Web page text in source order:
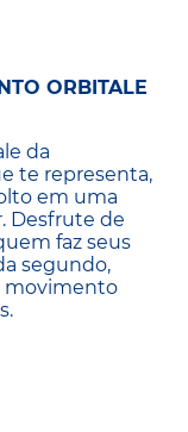
ORBITALE
da
te representa,
em uma
Desfrute de
faz seus
segundo,
movimento